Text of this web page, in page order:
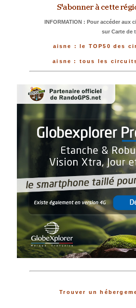
INFORMATION : Pour accéder
sur Carte de
aisne : le TOP50 des
aisne : tous les
Trouver un